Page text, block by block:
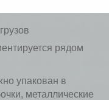
рядом
упакован в
металлические